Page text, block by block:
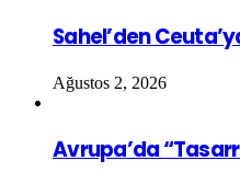
Sahel’den
Ağustos 2, 2026
Avrupa’da